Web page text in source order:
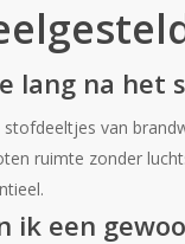
lang na het
stofdeeltjes van
ruimte zonder
ik een